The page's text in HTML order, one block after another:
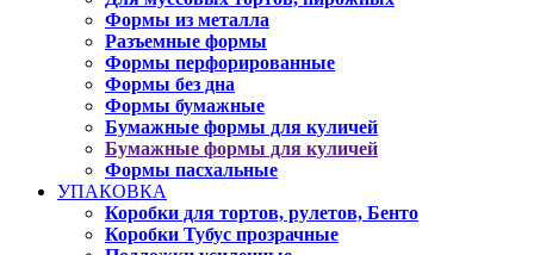
Формы из металла
Разъемные формы
Формы перфорированные
Формы без дна
Формы бумажные
Бумажные формы для куличей
Бумажные формы для куличей
Формы пасхальные
УПАКОВКА
Коробки для тортов, рулетов, Бенто
Коробки Тубус прозрачные